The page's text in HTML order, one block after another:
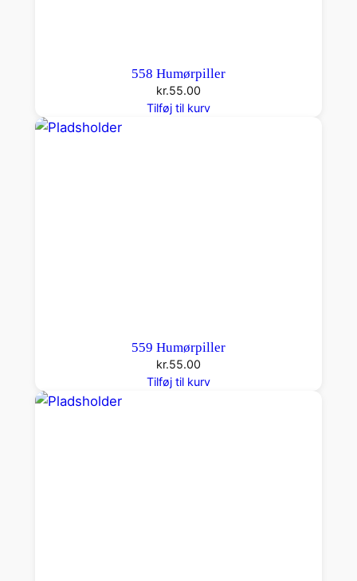
558 Humørpiller
kr.55.00
Tilføj til kurv
559 Humørpiller
kr.55.00
Tilføj til kurv